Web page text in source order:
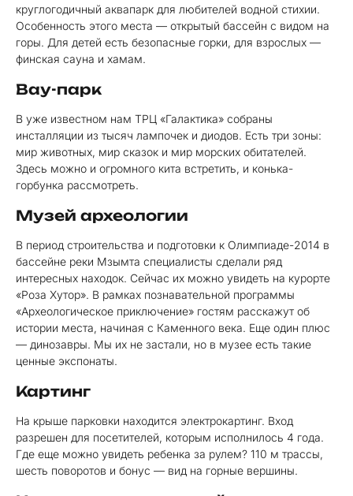
круглогодичный аквапарк для любителей водной стихии.
Особенность этого места — открытый бассейн с видом на
горы. Для детей есть безопасные горки, для взрослых —
финская сауна и хамам.
Вау-парк
В уже известном нам ТРЦ «Галактика» собраны
инсталляции из тысяч лампочек и диодов. Есть три зоны:
мир животных, мир сказок и мир морских обитателей.
Здесь можно и огромного кита встретить, и конька-
горбунка рассмотреть.
Музей археологии
В период строительства и подготовки к Олимпиаде-2014 в
бассейне реки Мзымта специалисты сделали ряд
интересных находок. Сейчас их можно увидеть на курорте
«Роза Хутор». В рамках познавательной программы
«Археологическое приключение» гостям расскажут об
истории места, начиная с Каменного века. Еще один плюс
— динозавры. Мы их не застали, но в музее есть такие
ценные экспонаты.
Картинг
На крыше парковки находится электрокартинг. Вход
разрешен для посетителей, которым исполнилось 4 года.
Где еще можно увидеть ребенка за рулем? 110 м трассы,
шесть поворотов и бонус — вид на горные вершины.